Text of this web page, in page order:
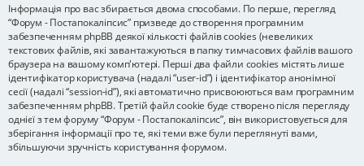
Інформація про вас збирається двома способами. По перше, перегляд
“Форум - Постапокаліпсис” призведе до створення програмним
забезпеченням phpBB деякої кількості файлів cookies (невеликих
текстових файлів, які завантажуються в папку тимчасових файлів вашого
браузера на вашому комп'ютері. Перші два файли cookies містять лише
ідентифікатор користувача (надалі “user-id”) і ідентифікатор анонімної
сесії (надалі “session-id”), які автоматично присвоюються вам програмним
забезпеченням phpBB. Третій файл cookie буде створено після перегляду
однієї з тем форуму “Форум - Постапокаліпсис”, він використовується для
зберігання інформації про те, які теми вже були переглянуті вами,
збільшуючи зручність користування форумом.